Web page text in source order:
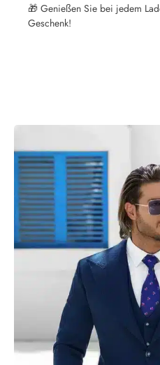
🎁 Genießen Sie bei jedem
Geschenk!